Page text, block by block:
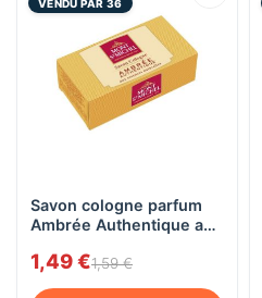
VENDU PAR 36
Savon cologne parfum
Ambrée Authentique aux
Mont Saint-Michel, 125g
1,49 €1,59 €